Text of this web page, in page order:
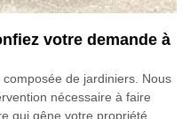
votre demande à
de jardiniers. Nous
nécessaire à faire
qui gêne votre propriété.